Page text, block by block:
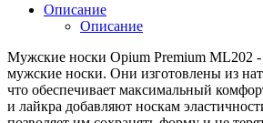
Описание
Описание
Мужские носки Opium Premium ML202 -
мужские носки. Они изготовлены из
что обеспечивает максимальный
и лайкра добавляют носкам